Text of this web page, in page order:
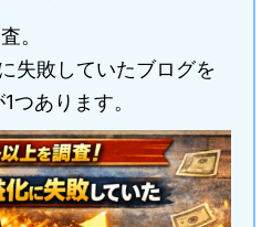
。
失敗していたブログを
つあります。